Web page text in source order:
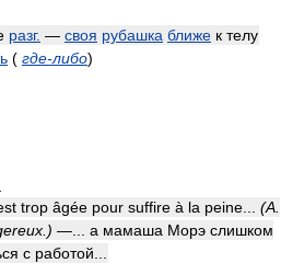
разг. — своя рубашка ближе к телу
( где-либо)
trop âgée pour suffire à la peine... (A.
—... а мамаша Морэ слишком
с работой...